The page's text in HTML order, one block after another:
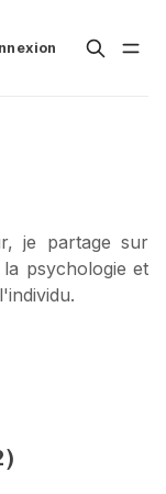
je partage sur
psychologie et